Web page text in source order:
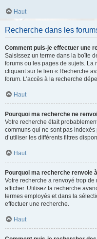
Haut
Recherche dans les
Comment puis-je effectuer une
Saisissez un terme dans la boîte
forums ou les pages de sujets. La
cliquant sur le lien « Recherche
forum. L’accès à la recherche
Haut
Pourquoi ma recherche ne
Votre recherche était
communs qui ne sont pas indexés
d’utiliser les différents filtres
Haut
Pourquoi ma recherche renvoie
Votre recherche a renvoyé trop
afficher. Utilisez la recherche
termes employés et dans la
effectuer une recherche.
Haut